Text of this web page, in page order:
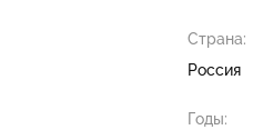
Страна:
Россия
Годы: